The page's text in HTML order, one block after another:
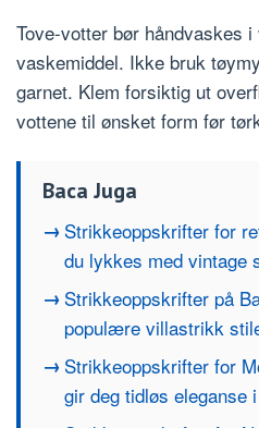
Tove-votter bør håndvaskes
vaskemiddel. Ikke bruk
garnet. Klem forsiktig ut
vottene til ønsket form før
Baca Juga
Strikkeoppskrifter for
du lykkes med vintage
Strikkeoppskrifter på
populære villastrikk
Strikkeoppskrifter for
gir deg tidløs eleganse